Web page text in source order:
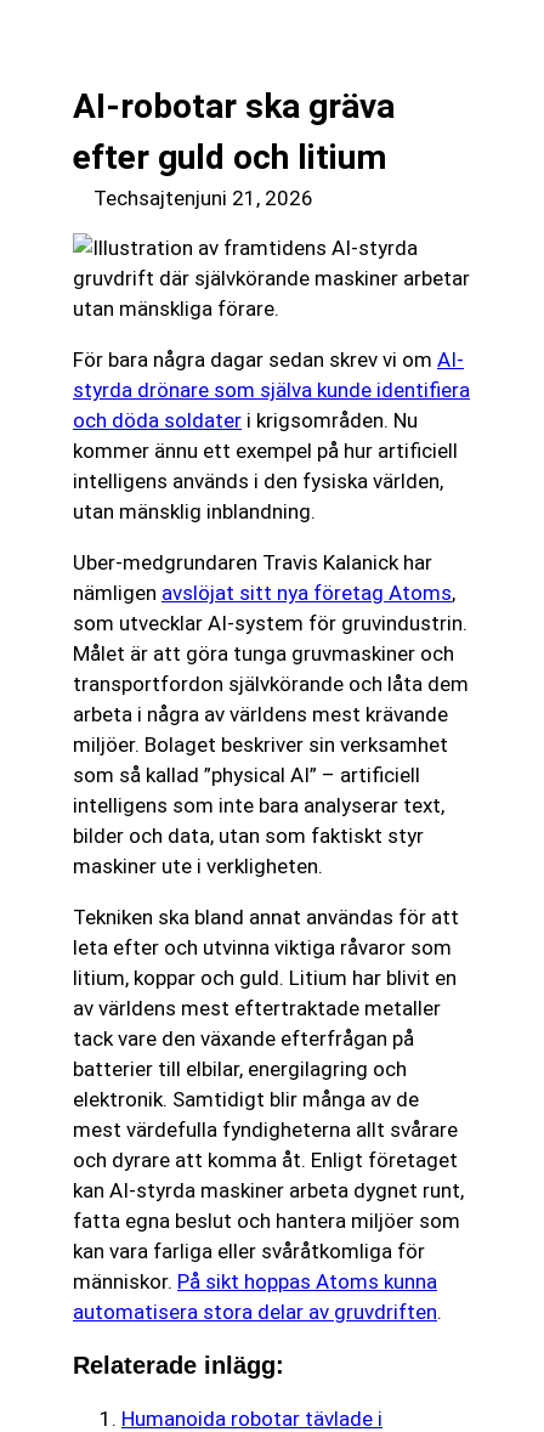
AI-robotar ska gräva
efter guld och litium
Techsajtenjuni 21, 2026
För bara några dagar sedan skrev vi om AI-
styrda drönare som själva kunde identifiera
och döda soldater i krigsområden. Nu
kommer ännu ett exempel på hur artificiell
intelligens används i den fysiska världen,
utan mänsklig inblandning.
Uber-medgrundaren Travis Kalanick har
nämligen avslöjat sitt nya företag Atoms,
som utvecklar AI-system för gruvindustrin.
Målet är att göra tunga gruvmaskiner och
transportfordon självkörande och låta dem
arbeta i några av världens mest krävande
miljöer. Bolaget beskriver sin verksamhet
som så kallad ”physical AI” – artificiell
intelligens som inte bara analyserar text,
bilder och data, utan som faktiskt styr
maskiner ute i verkligheten.
Tekniken ska bland annat användas för att
leta efter och utvinna viktiga råvaror som
litium, koppar och guld. Litium har blivit en
av världens mest eftertraktade metaller
tack vare den växande efterfrågan på
batterier till elbilar, energilagring och
elektronik. Samtidigt blir många av de
mest värdefulla fyndigheterna allt svårare
och dyrare att komma åt. Enligt företaget
kan AI-styrda maskiner arbeta dygnet runt,
fatta egna beslut och hantera miljöer som
kan vara farliga eller svåråtkomliga för
människor. På sikt hoppas Atoms kunna
automatisera stora delar av gruvdriften.
Relaterade inlägg:
Humanoida robotar tävlade i